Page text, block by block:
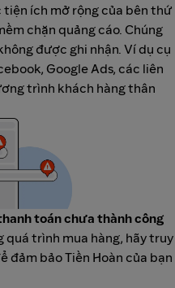
ích mở rộng của bên thứ
chặn quảng cáo. Chúng
được ghi nhận. Ví dụ cụ
Google Ads, các liên
trình khách hàng thân
toán chưa thành công
quá trình mua hàng, hãy truy
đảm bảo Tiền Hoàn của bạn